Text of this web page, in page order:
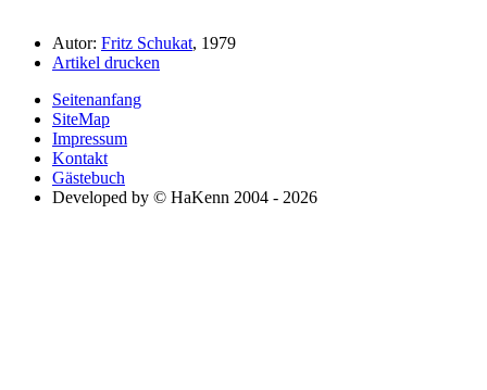
Autor: Fritz Schukat, 1979
Artikel drucken
Seitenanfang
SiteMap
Impressum
Kontakt
Gästebuch
Developed by © HaKenn 2004 - 2026